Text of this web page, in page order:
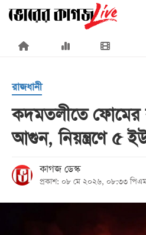
×
প্রচ্ছদ
জাতীয়
রাজনীতি
রাজধানী
কদমতলীতে ফোমের
আগুন, নিয়ন্ত্রণে ৫
কাগজ ডেস্ক
প্রকাশ: ০৮ মে ২০২৬, ০৮:৩৩